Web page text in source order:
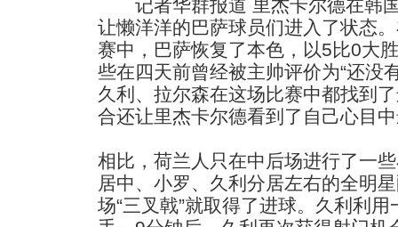
记者华群报道 里杰卡尔德在韩
让懒洋洋的巴萨球员们进入了状态
赛中，巴萨恢复了本色，以5比0大
些在四天前曾经被主帅评价为“还没
久利、拉尔森在这场比赛中都找到
合还让里杰卡尔德看到了自己心目
相比，荷兰人只在中后场进行了一
居中、小罗、久利分居左右的全明
场“三叉戟”就取得了进球。久利利